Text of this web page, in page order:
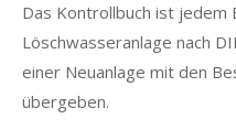
Das Kontrollbuch ist
Löschwasseranlage nach
einer Neuanlage mit den
übergeben.